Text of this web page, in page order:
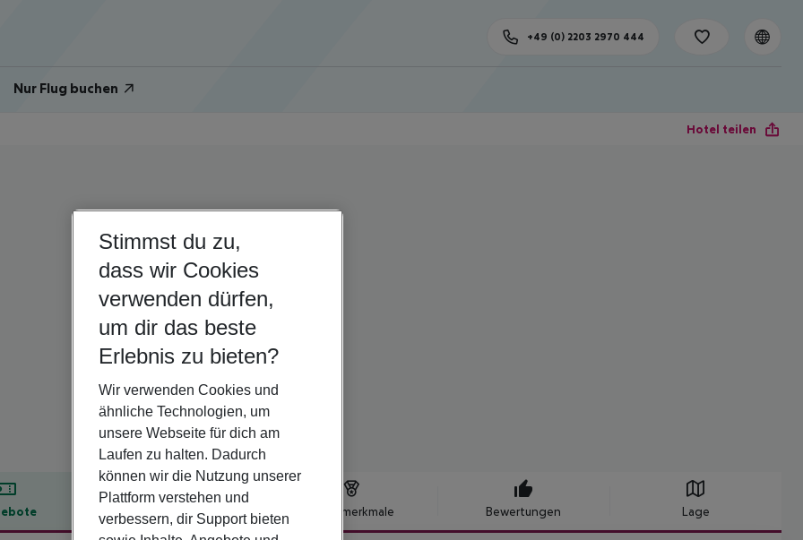
Nur Flug buchen
+49 (0) 2203 2970 444
Hotel teilen
Hotelbeschreibung Hotelmerkmale Bewertungen Lage
Stimmst du zu,
dass wir Cookies
verwenden dürfen,
um dir das beste
Erlebnis zu bieten?
Wir verwenden Cookies und
ähnliche Technologien, um
unsere Webseite für dich am
Laufen zu halten. Dadurch
können wir die Nutzung unserer
Plattform verstehen und
verbessern, dir Support bieten